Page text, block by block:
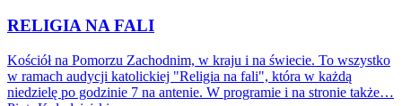
RELIGIA NA FALI
Kościół na Pomorzu Zachodnim, w kraju i na świecie. To wszystko
w ramach audycji katolickiej "Religia na fali", która w każdą
niedzielę po godzinie 7 na antenie. W programie i na stronie także…